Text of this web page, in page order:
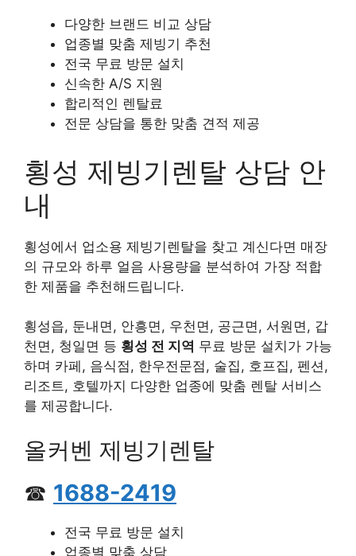
다양한 브랜드 비교 상담
업종별 맞춤 제빙기 추천
전국 무료 방문 설치
신속한 A/S 지원
합리적인 렌탈료
전문 상담을 통한 맞춤 견적 제공
횡성 제빙기렌탈 상담 안
내
횡성에서 업소용 제빙기렌탈을 찾고 계신다면 매장
의 규모와 하루 얼음 사용량을 분석하여 가장 적합
한 제품을 추천해드립니다.
횡성읍, 둔내면, 안흥면, 우천면, 공근면, 서원면, 갑
천면, 청일면 등 횡성 전 지역 무료 방문 설치가 가능
하며 카페, 음식점, 한우전문점, 술집, 호프집, 펜션,
리조트, 호텔까지 다양한 업종에 맞춤 렌탈 서비스
를 제공합니다.
올커벤 제빙기렌탈
☎ 1688-2419
전국 무료 방문 설치
업종별 맞춤 상담